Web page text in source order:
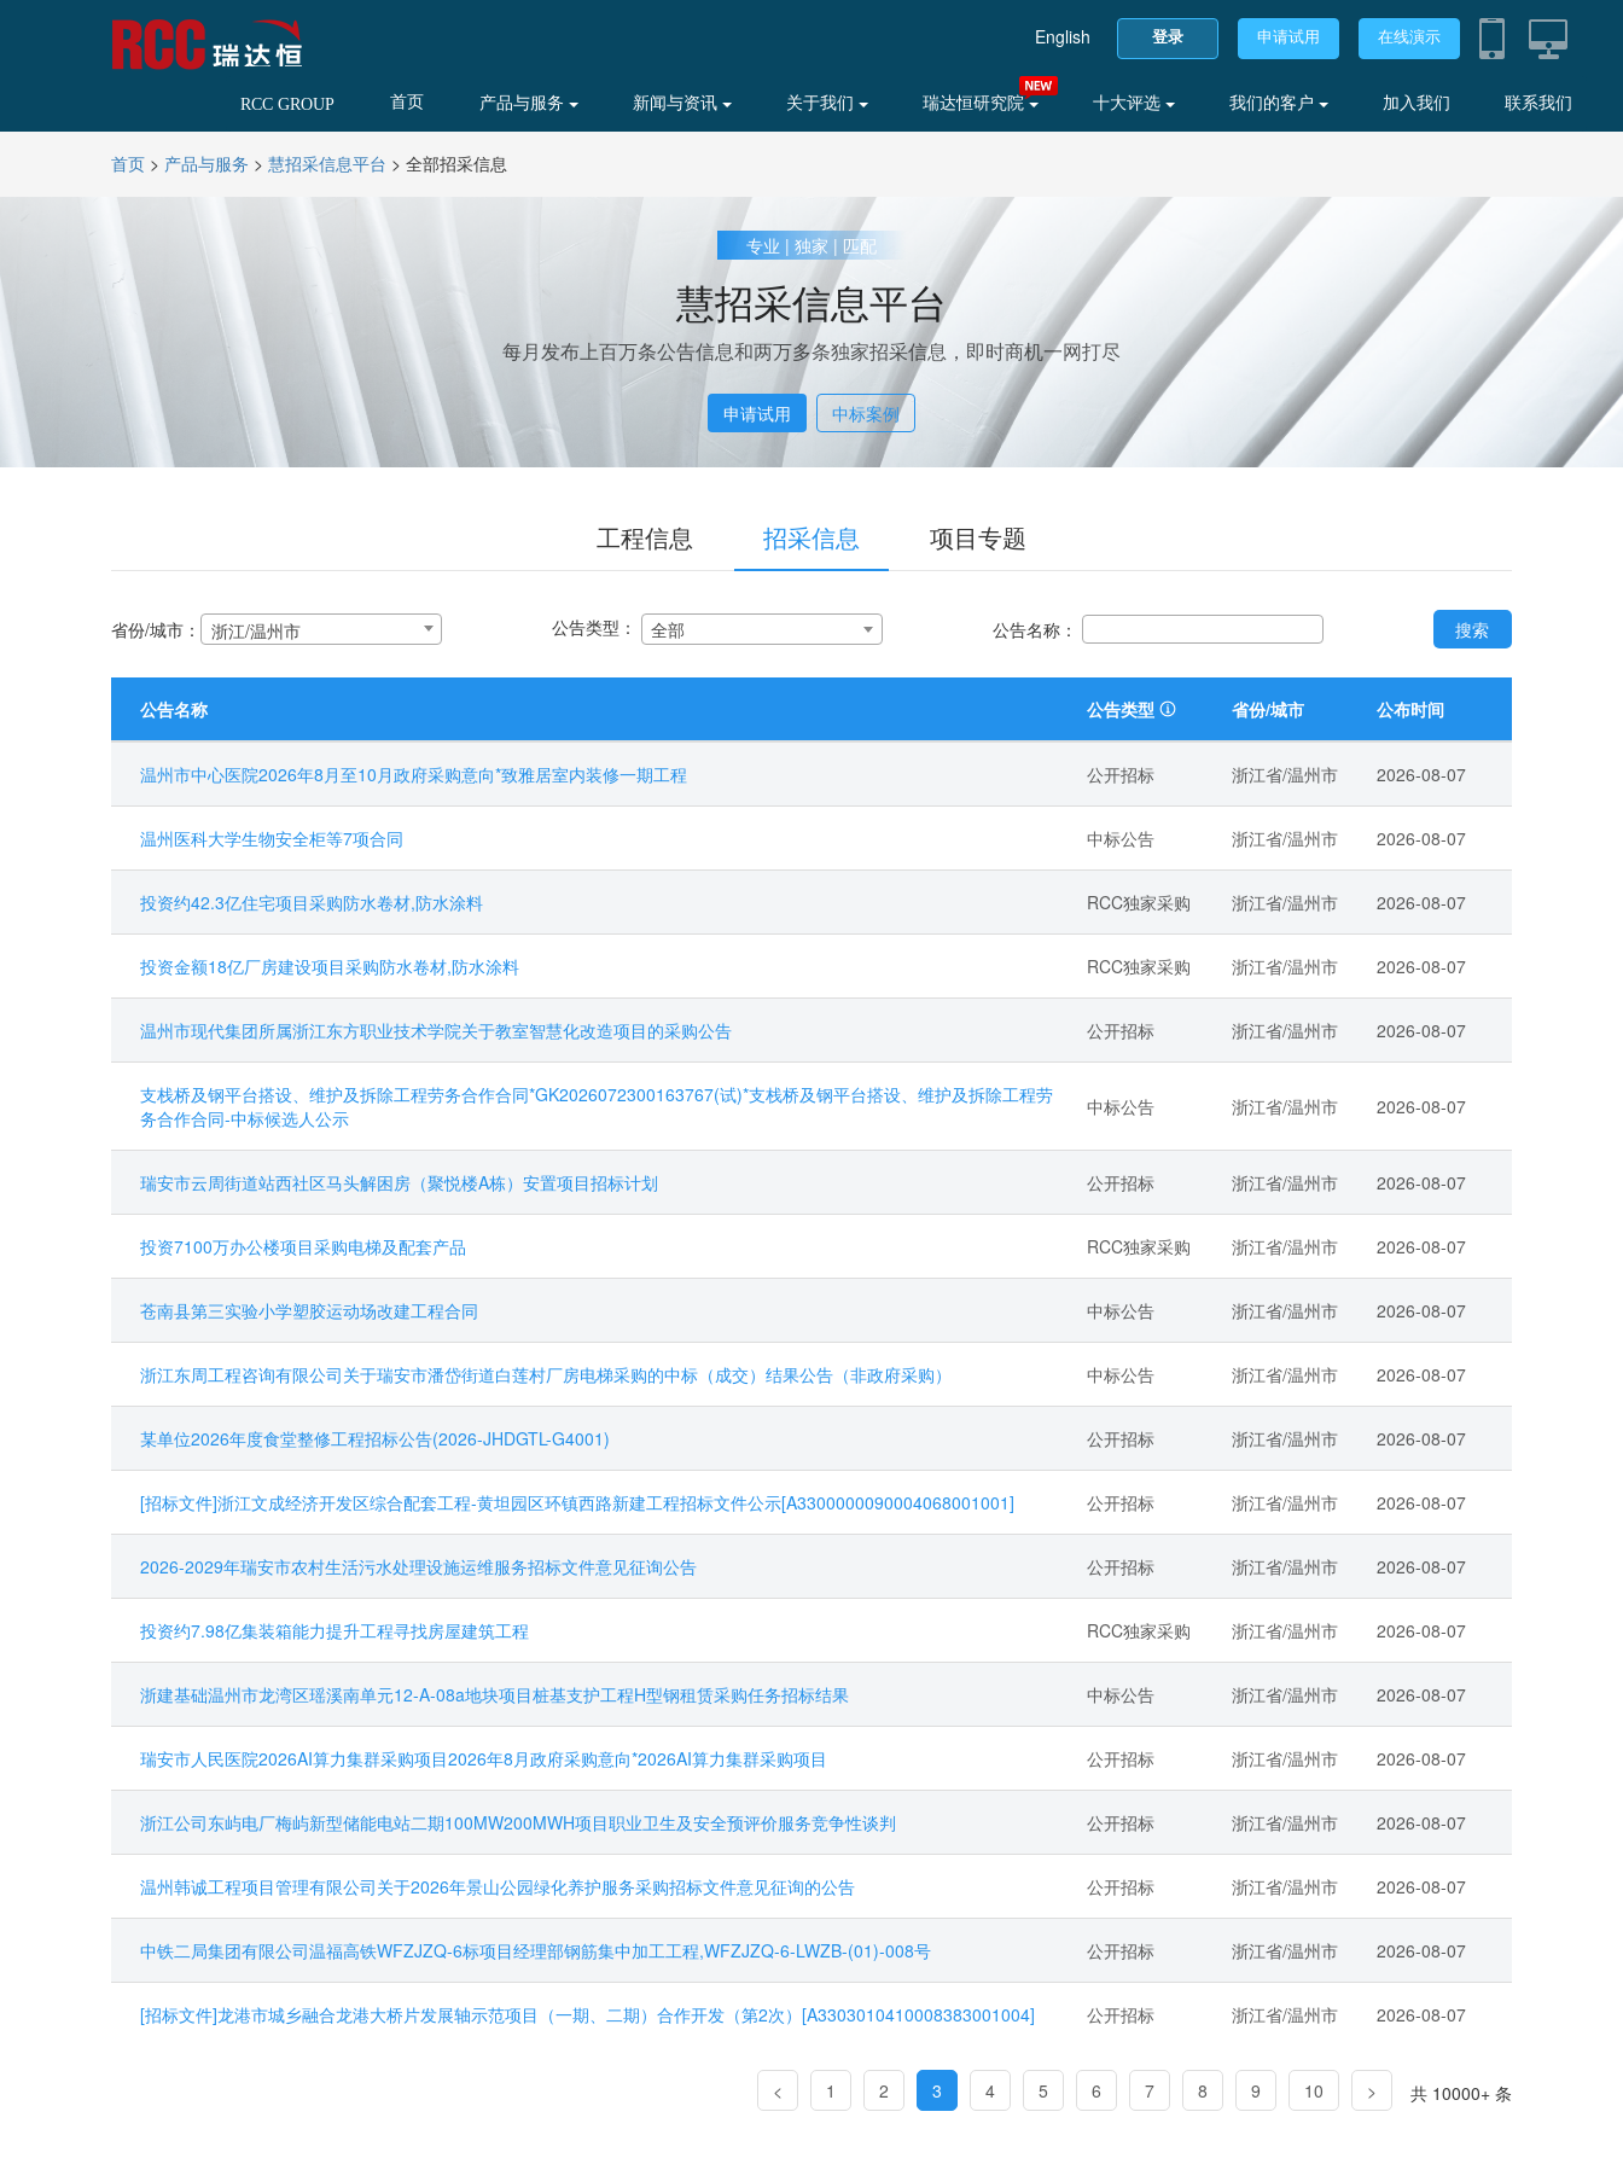
English 登录 申请试用 在线演示
RCC GROUP 首页 产品与服务 新闻与资讯 关于我们 瑞达恒研究院 十大评选 我们的客户 加入我们 联系我们
首页 > 产品与服务 > 慧招采信息平台 > 全部招采信息
专业 | 独家 | 匹配
慧招采信息平台
每月发布上百万条公告信息和两万多条独家招采信息，即时商机一网打尽
申请试用 中标案例
工程信息 招采信息 项目专题
省份/城市： 浙江/温州市 公告类型： 全部 公告名称： 搜索
公告名称 公告类型 省份/城市 公布时间
温州市中心医院2026年8月至10月政府采购意向*致雅居室内装修一期工程 公开招标 浙江省/温州市 2026-08-07
温州医科大学生物安全柜等7项合同 中标公告 浙江省/温州市 2026-08-07
投资约42.3亿住宅项目采购防水卷材,防水涂料 RCC独家采购 浙江省/温州市 2026-08-07
投资金额18亿厂房建设项目采购防水卷材,防水涂料 RCC独家采购 浙江省/温州市 2026-08-07
温州市现代集团所属浙江东方职业技术学院关于教室智慧化改造项目的采购公告 公开招标 浙江省/温州市 2026-08-07
支栈桥及钢平台搭设、维护及拆除工程劳务合作合同*GK2026072300163767(试)*支栈桥及钢平台搭设、维护及拆除工程劳
务合作合同-中标候选人公示
中标公告 浙江省/温州市 2026-08-07
瑞安市云周街道站西社区马头解困房（聚悦楼A栋）安置项目招标计划 公开招标 浙江省/温州市 2026-08-07
投资7100万办公楼项目采购电梯及配套产品 RCC独家采购 浙江省/温州市 2026-08-07
苍南县第三实验小学塑胶运动场改建工程合同 中标公告 浙江省/温州市 2026-08-07
浙江东周工程咨询有限公司关于瑞安市潘岱街道白莲村厂房电梯采购的中标（成交）结果公告（非政府采购） 中标公告 浙江省/温州市 2026-08-07
某单位2026年度食堂整修工程招标公告(2026-JHDGTL-G4001) 公开招标 浙江省/温州市 2026-08-07
[招标文件]浙江文成经济开发区综合配套工程-黄坦园区环镇西路新建工程招标文件公示[A3300000090004068001001] 公开招标 浙江省/温州市 2026-08-07
2026-2029年瑞安市农村生活污水处理设施运维服务招标文件意见征询公告 公开招标 浙江省/温州市 2026-08-07
投资约7.98亿集装箱能力提升工程寻找房屋建筑工程 RCC独家采购 浙江省/温州市 2026-08-07
浙建基础温州市龙湾区瑶溪南单元12-A-08a地块项目桩基支护工程H型钢租赁采购任务招标结果 中标公告 浙江省/温州市 2026-08-07
瑞安市人民医院2026AI算力集群采购项目2026年8月政府采购意向*2026AI算力集群采购项目 公开招标 浙江省/温州市 2026-08-07
浙江公司东屿电厂梅屿新型储能电站二期100MW200MWH项目职业卫生及安全预评价服务竞争性谈判 公开招标 浙江省/温州市 2026-08-07
温州韩诚工程项目管理有限公司关于2026年景山公园绿化养护服务采购招标文件意见征询的公告 公开招标 浙江省/温州市 2026-08-07
中铁二局集团有限公司温福高铁WFZJZQ-6标项目经理部钢筋集中加工工程,WFZJZQ-6-LWZB-(01)-008号 公开招标 浙江省/温州市 2026-08-07
[招标文件]龙港市城乡融合龙港大桥片发展轴示范项目（一期、二期）合作开发（第2次）[A3303010410008383001004] 公开招标 浙江省/温州市 2026-08-07
< 1 2 3 4 5 6 7 8 9 10 > 共 10000+ 条